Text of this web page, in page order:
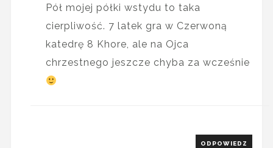
Pół mojej półki wstydu to taka
cierpliwość. 7 latek gra w Czerwoną
katedrę 8 Khore, ale na Ojca
chrzestnego jeszcze chyba za wcześnie
ODPOWIEDZ